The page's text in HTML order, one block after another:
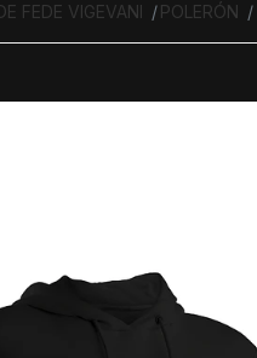
FEDE VIGEVANI POLERÓN